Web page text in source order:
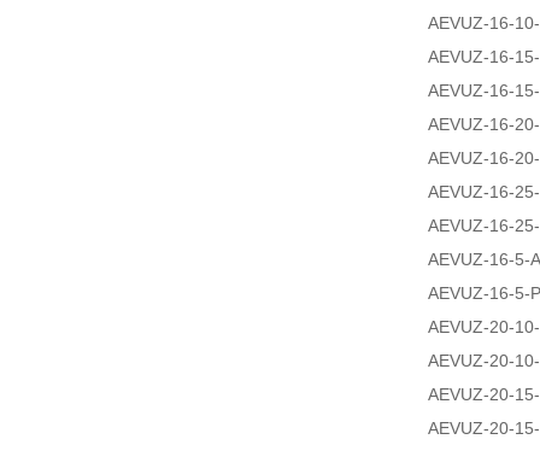
AEVUZ-16-
AEVUZ-16-
AEVUZ-16-
AEVUZ-16-
AEVUZ-16-
AEVUZ-16-
AEVUZ-16-
AEVUZ-16-5-
AEVUZ-16-5-
AEVUZ-20-
AEVUZ-20-
AEVUZ-20-
AEVUZ-20-